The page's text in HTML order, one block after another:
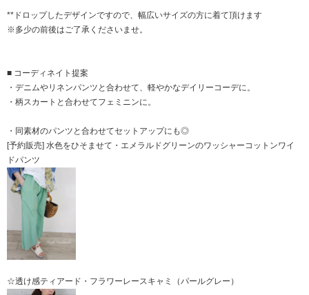
**ドロップしたデザインですので、幅広いサイズの方に着て頂けます
※多少の前後はご了承くださいませ。
■ コーディネイト提案
・デニムやリネンパンツと合わせて、軽やかなデイリーコーデに。
・柄スカートと合わせてフェミニンに。
・同素材のパンツと合わせてセットアップにも◎
[予約販売] 水色をひそませて・エメラルドグリーンのワッシャーコットンワイ
ドパンツ
☆透け感ティアード・フラワーレースキャミ（パールグレー）